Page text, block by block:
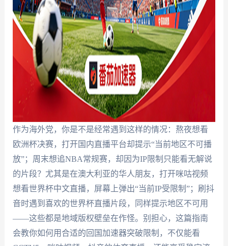
作为海外党，你是不是经常遇到这样的情况：熬夜想看
欧洲杯决赛，打开国内直播平台却提示“当前地区不可播
放”；周末想追NBA常规赛，却因为IP限制只能看无解说
的片段？尤其是在澳大利亚的华人朋友，打开咪咕视频
想看世界杯中文直播，屏幕上弹出“当前IP受限制”；刷抖
音时遇到喜欢的世界杯直播片段，同样提示地区不可用
——这些都是地域版权壁垒在作怪。别担心，这篇指南
会教你如何用合适的回国加速器突破限制，不仅能看